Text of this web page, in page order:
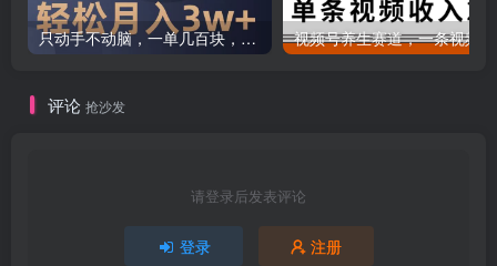
只动手不动脑，一单几百块，轻松月入2w+，看完就能直接操作，详细教程
评论 抢沙发
请登录后发表评论
登录 注册